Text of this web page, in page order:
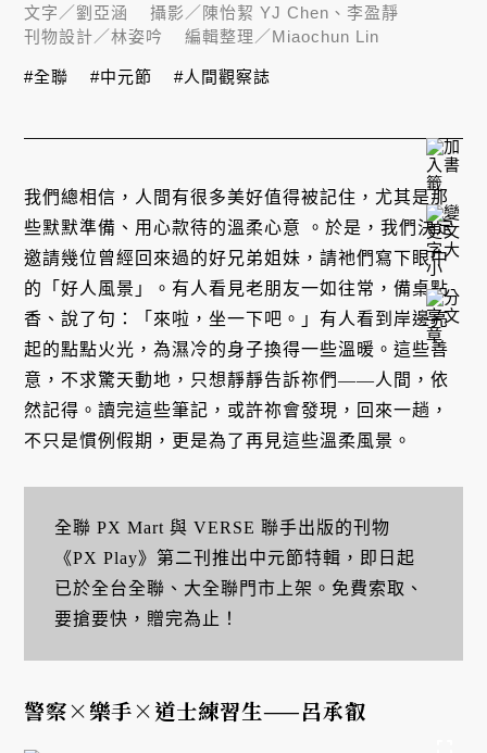
我們總相信，人間有很多美好值得被記住，尤其是那
些默默準備、用心款待的溫柔心意 。於是，我們決定
邀請幾位曾經回來過的好兄弟姐妹，請祂們寫下眼中
的「好人風景」。有人看見老朋友一如往常，備桌點
香、說了句：「來啦，坐一下吧。」有人看到岸邊亮
起的點點火光，為濕冷的身子換得一些溫暖。這些善
意，不求驚天動地，只想靜靜告訴祢們――人間，依
然記得。讀完這些筆記，或許祢會發現，回來一趟，
不只是慣例假期，更是為了再見這些溫柔風景。
全聯 PX Mart 與 VERSE 聯手出版的刊物
《PX Play》第二刊推出中元節特輯，即日起
已於全台全聯、大全聯門市上架。免費索取、
要搶要快，贈完為止！
警察×樂手×道士練習生——呂承叡
文字／劉亞涵 攝影／ 陳怡絜 YJ Chen、李盈靜
刊物設計／林姿吟 編輯整理／Miaochun Lin
#全聯 #中元節 #人間觀察誌